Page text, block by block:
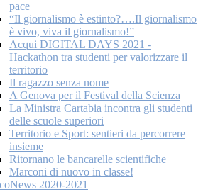
pace
“Il giornalismo è estinto?….Il giornalismo
è vivo, viva il giornalismo!”
Acqui DIGITAL DAYS 2021 -
Hackathon tra studenti per valorizzare il
territorio
Il ragazzo senza nome
A Genova per il Festival della Scienza
La Ministra Cartabia incontra gli studenti
delle scuole superiori
Territorio e Sport: sentieri da percorrere
insieme
Ritornano le bancarelle scientifiche
Marconi di nuovo in classe!
2020-2021